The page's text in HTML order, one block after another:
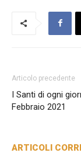
Articolo precedente
I Santi di ogni
Febbraio 2021
ARTICOLI